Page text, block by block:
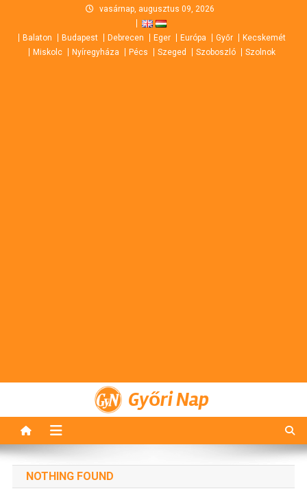
content
vasárnap, augusztus 09, 2026
Balaton Budapest Debrecen Eger Európa Győr
Kecskemét
Miskolc
Nyíregyháza Pécs Szeged Szoboszló Szolnok
Győri Nap
NOTHING FOUND